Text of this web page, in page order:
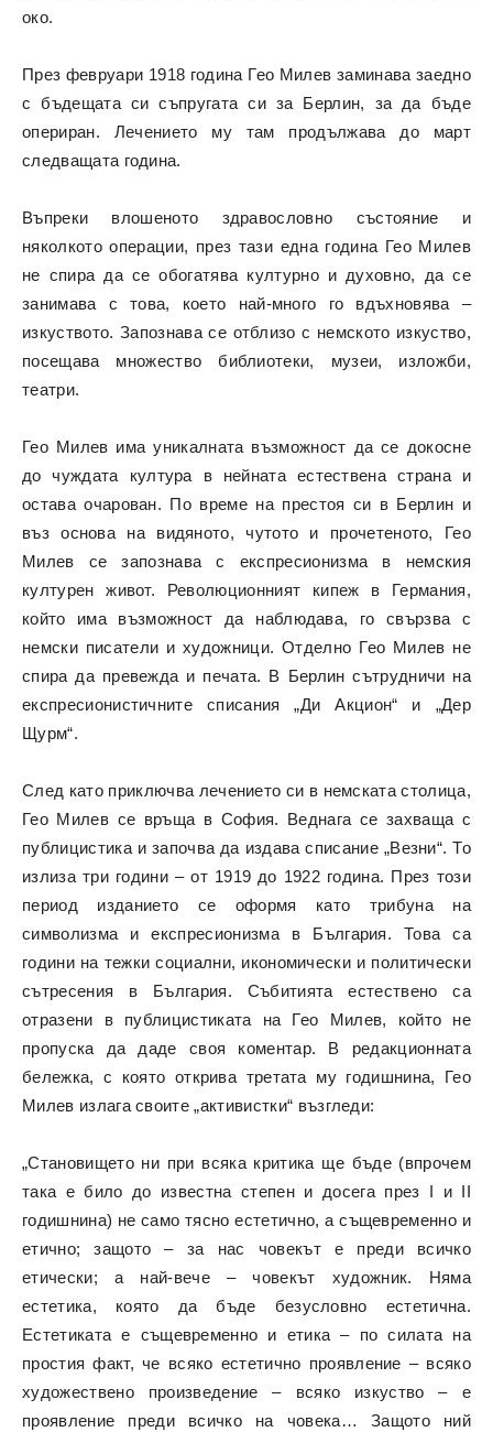
око.
През февруари 1918 година Гео Милев заминава заедно
с бъдещата си съпругата си за Берлин, за да бъде
опериран. Лечението му там продължава до март
следващата година.
Въпреки влошеното здравословно състояние и
няколкото операции, през тази една година Гео Милев
не спира да се обогатява културно и духовно, да се
занимава с това, което най-много го вдъхновява –
изкуството. Запознава се отблизо с немското изкуство,
посещава множество библиотеки, музеи, изложби,
театри.
Гео Милев има уникалната възможност да се докосне
до чуждата култура в нейната естествена страна и
остава очарован. По време на престоя си в Берлин и
въз основа на видяното, чутото и прочетеното, Гео
Милев се запознава с експресионизма в немския
културен живот. Революционният кипеж в Германия,
който има възможност да наблюдава, го свързва с
немски писатели и художници. Отделно Гео Милев не
спира да превежда и печата. В Берлин сътрудничи на
експресионистичните списания „Ди Акцион“ и „Дер
Щурм“.
След като приключва лечението си в немската столица,
Гео Милев се връща в София. Веднага се захваща с
публицистика и започва да издава списание „Везни“. То
излиза три години – от 1919 до 1922 година. През този
период изданието се оформя като трибуна на
символизма и експресионизма в България. Това са
години на тежки социални, икономически и политически
сътресения в България. Събитията естествено са
отразени в публицистиката на Гео Милев, който не
пропуска да даде своя коментар. В редакционната
бележка, с която открива третата му годишнина, Гео
Милев излага своите „активистки“ възгледи:
„Становището ни при всяка критика ще бъде (впрочем
така е било до известна степен и досега през I и II
годишнина) не само тясно естетично, а същевременно и
етично; защото – за нас човекът е преди всичко
етически; а най-вече – човекът художник. Няма
естетика, която да бъде безусловно естетична.
Естетиката е същевременно и етика – по силата на
простия факт, че всяко естетично проявление – всяко
художествено произведение – всяко изкуство – е
проявление преди всичко на човека… Защото ний